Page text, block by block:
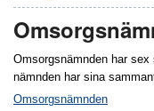
Omsorgsnämnden har
nämnden har sina
Omsorgsnämnden